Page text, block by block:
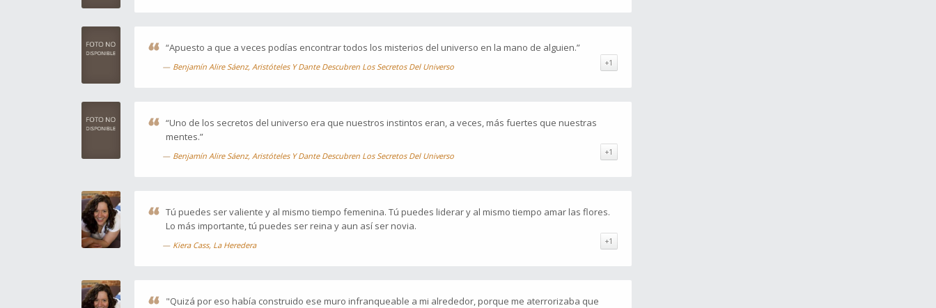
“Apuesto a que a veces podías encontrar todos los misterios del universo en la mano de alguien.”
Benjamín Alire Sáenz, Aristóteles Y Dante Descubren Los Secretos Del Universo +1
“Uno de los secretos del universo era que nuestros instintos eran, a veces, más fuertes que nuestras
mentes.”
Benjamín Alire Sáenz, Aristóteles Y Dante Descubren Los Secretos Del Universo +1
Tú puedes ser valiente y al mismo tiempo femenina. Tú puedes liderar y al mismo tiempo amar las flores.
Lo más importante, tú puedes ser reina y aun así ser novia.
Kiera Cass, La Heredera +1
"Quizá por eso había construido ese muro infranqueable a mi alrededor, porque me aterrorizaba que